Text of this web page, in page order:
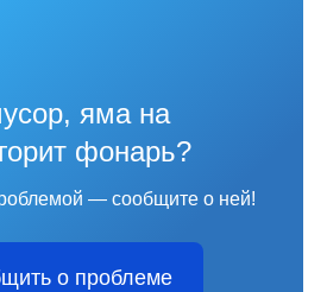
яма на
фонарь?
— сообщите о ней!
о проблеме